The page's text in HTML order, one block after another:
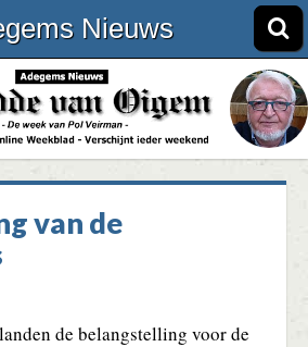
Nieuws
van de
de belangstelling voor de